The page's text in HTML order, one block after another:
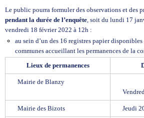
Le public pourra formuler des observations et des
pendant la durée de l’enquête, soit du lundi 17
vendredi 18 février 2022 à 12h :
au sein d’un des 16 registres papier
communes accueillant les permanences de la
Lieux de permanences
Mairie de Blanzy
Mairie des Bizots Jeudi